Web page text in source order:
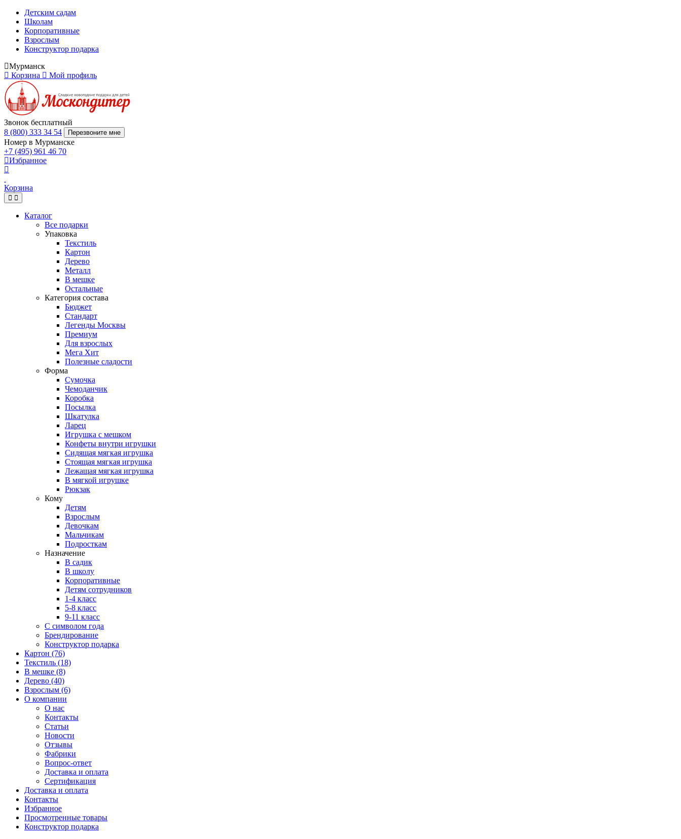
Детским садам
Школам
Корпоративные
Взрослым
Конструктор подарка
Мурманск
Корзина
Мой профиль
Звонок бесплатный
8 (800) 333 34 54
Перезвоните мне
Номер в Мурманске
+7 (495) 961 46 70
Избранное
Корзина
Каталог
Все подарки
Упаковка
Текстиль
Картон
Дерево
Металл
В мешке
Остальные
Категория состава
Бюджет
Стандарт
Легенды Москвы
Премиум
Для взрослых
Мега Хит
Полезные сладости
Форма
Сумочка
Чемоданчик
Коробка
Посылка
Шкатулка
Ларец
Игрушка с мешком
Конфеты внутри игрушки
Сидящая мягкая игрушка
Стоящая мягкая игрушка
Лежащая мягкая игрушка
В мягкой игрушке
Рюкзак
Кому
Детям
Взрослым
Девочкам
Мальчикам
Подросткам
Назначение
В садик
В школу
Корпоративные
Детям сотрудников
1-4 класс
5-8 класс
9-11 класс
С символом года
Брендирование
Конструктор подарка
Картон (76)
Текстиль (18)
В мешке (8)
Дерево (40)
Взрослым (6)
О компании
О нас
Контакты
Статьи
Новости
Отзывы
Фабрики
Вопрос-ответ
Доставка и оплата
Сертификация
Доставка и оплата
Контакты
Избранное
Просмотренные товары
Конструктор подарка